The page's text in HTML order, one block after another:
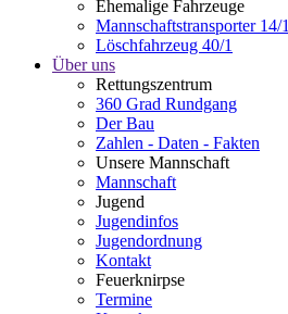
Ehemalige Fahrzeuge
Mannschaftstransporter 14/1
Löschfahrzeug 40/1
Über uns
Rettungszentrum
360 Grad Rundgang
Der Bau
Zahlen - Daten - Fakten
Unsere Mannschaft
Mannschaft
Jugend
Jugendinfos
Jugendordnung
Kontakt
Feuerknirpse
Termine